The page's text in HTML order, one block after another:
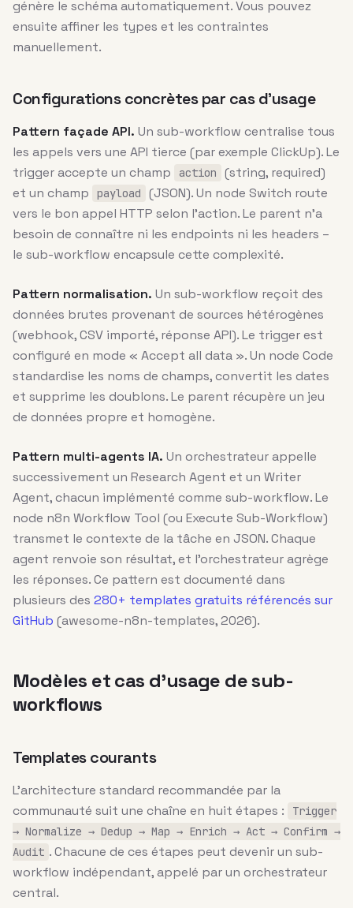
génère le schéma automatiquement. Vous pouvez
ensuite affiner les types et les contraintes
manuellement.
Configurations concrètes par cas d’usage
Pattern façade API. Un sub-workflow centralise tous
les appels vers une API tierce (par exemple ClickUp). Le
trigger accepte un champ
action
(string, required)
et un champ
payload
(JSON). Un node Switch route
vers le bon appel HTTP selon l’action. Le parent n’a
besoin de connaître ni les endpoints ni les headers –
le sub-workflow encapsule cette complexité.
Pattern normalisation. Un sub-workflow reçoit des
données brutes provenant de sources hétérogènes
(webhook, CSV importé, réponse API). Le trigger est
configuré en mode « Accept all data ». Un node Code
standardise les noms de champs, convertit les dates
et supprime les doublons. Le parent récupère un jeu
de données propre et homogène.
Pattern multi-agents IA. Un orchestrateur appelle
successivement un Research Agent et un Writer
Agent, chacun implémenté comme sub-workflow. Le
node n8n Workflow Tool (ou Execute Sub-Workflow)
transmet le contexte de la tâche en JSON. Chaque
agent renvoie son résultat, et l’orchestrateur agrège
les réponses. Ce pattern est documenté dans
plusieurs des 280+ templates gratuits référencés sur
GitHub (awesome-n8n-templates, 2026).
Modèles et cas d’usage de sub-
workflows
Templates courants
L’architecture standard recommandée par la
communauté suit une chaîne en huit étapes :
Trigger
→ Normalize → Dedup → Map → Enrich → Act → Confirm →
Audit . Chacune de ces étapes peut devenir un sub-
workflow indépendant, appelé par un orchestrateur
central.